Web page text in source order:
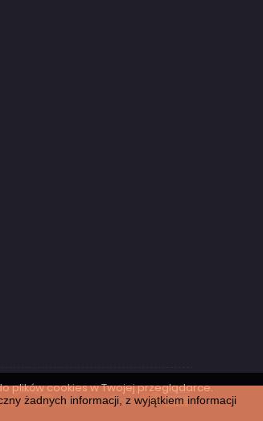
żadnych informacji, z wyjątkiem informacji
plików cookies w Twojej przeglądarce.